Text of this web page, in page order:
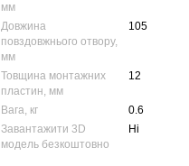
мм
Довжина
повздовжнього отвору,
мм
105
Товщина монтажних
пластин, мм
12
Вага, кг
0.6
Завантажити 3D
модель безкоштовно
Ні